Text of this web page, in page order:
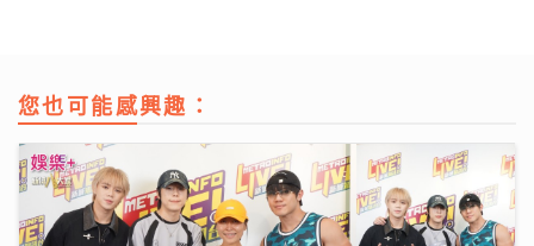
您也可能感興趣：